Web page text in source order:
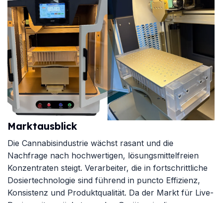
Marktausblick
Die Cannabisindustrie wächst rasant und die
Nachfrage nach hochwertigen, lösungsmittelfreien
Konzentraten steigt. Verarbeiter, die in fortschrittliche
Dosiertechnologie sind führend in puncto Effizienz,
Konsistenz und Produktqualität. Da der Markt für Live-